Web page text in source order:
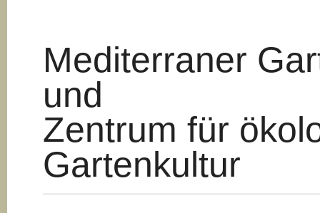
Mediterraner
und
Zentrum für
Gartenkultur